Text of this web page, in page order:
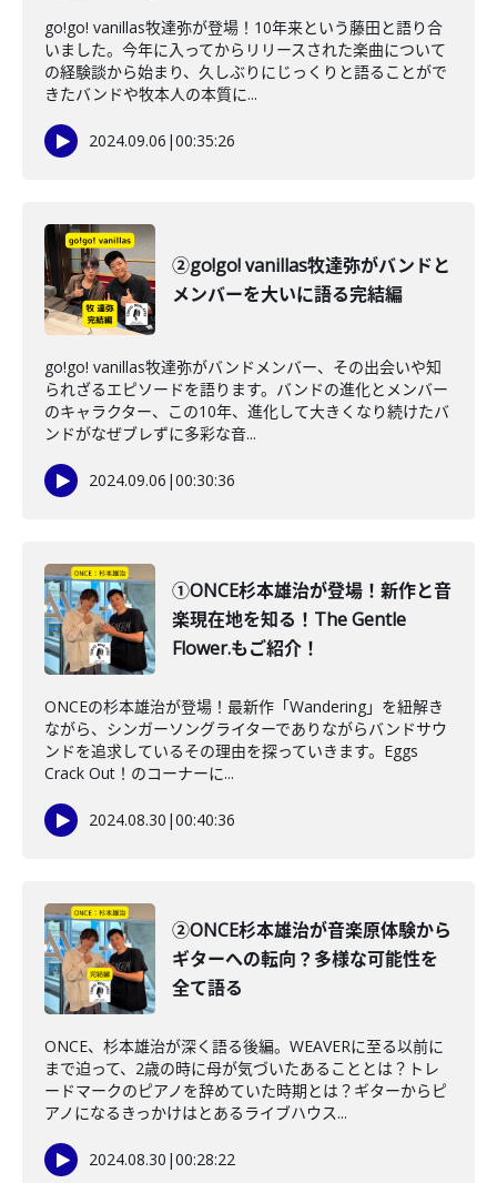
go!go! vanillas牧達弥が登場！10年来という藤田と語り合
いました。今年に入ってからリリースされた楽曲について
の経験談から始まり、久しぶりにじっくりと語ることがで
きたバンドや牧本人の本質に...
2024.09.06 |00:35:26
②go!go! vanillas牧達弥がバンドと
メンバーを大いに語る完結編
go!go! vanillas牧達弥がバンドメンバー、その出会いや知
られざるエピソードを語ります。バンドの進化とメンバー
のキャラクター、この10年、進化して大きくなり続けたバ
ンドがなぜブレずに多彩な音...
2024.09.06 |00:30:36
①ONCE杉本雄治が登場！新作と音
楽現在地を知る！The Gentle
Flower.もご紹介！
ONCEの杉本雄治が登場！最新作「Wandering」を紐解き
ながら、シンガーソングライターでありながらバンドサウ
ンドを追求しているその理由を探っていきます。Eggs
Crack Out！のコーナーに...
2024.08.30 |00:40:36
②ONCE杉本雄治が音楽原体験から
ギターへの転向？多様な可能性を
全て語る
ONCE、杉本雄治が深く語る後編。WEAVERに至る以前に
まで迫って、2歳の時に母が気づいたあることとは？トレ
ードマークのピアノを辞めていた時期とは？ギターからピ
アノになるきっかけはとあるライブハウス...
2024.08.30 |00:28:22